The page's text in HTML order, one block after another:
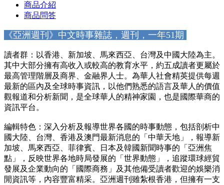
商品介紹
商品問答
《亞洲週刊》中文時事雜誌，週刊，一年51期
讀者群：以香港、新加坡、馬來西亞、台灣及中國大陸為主。
其中大部分擁有高收入或較高的教育水平，約五成讀者更屬於
最高管理階層及商界、金融界人士。為華人社會精英提供每週
最新的區內及全球時事資訊，以他們熟悉的語言及華人的價值
觀報道和分析新聞，是全球華人的精神家園，也是國際華商的
資訊平台。
編輯特色：深入分析及報導世界各國的時事動態，包括剖析中
國大陸、台灣、香港及澳門最新消息的「中華天地」，報導新
加坡、馬來西亞、菲律賓、日本及韓國新聞時事的「亞洲焦
點」，反映世界各地時局發展的「世界動態」，追蹤環球經貿
發展及企業動向的「國際商務」及其他備受讀者歡迎的娛樂消
閒資訊等，內容豐富精采。亞洲週刊雖紮根香港，但擁有一支